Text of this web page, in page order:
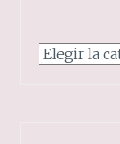
Categories